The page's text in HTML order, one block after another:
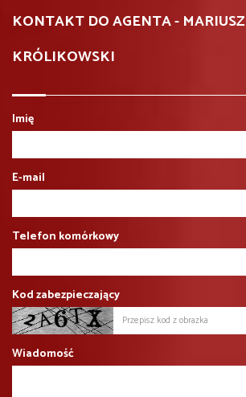
KONTAKT DO AGENTA - MARIUSZ
KRÓLIKOWSKI
Imię
E-mail
Telefon komórkowy
Kod zabezpieczający
Wiadomość